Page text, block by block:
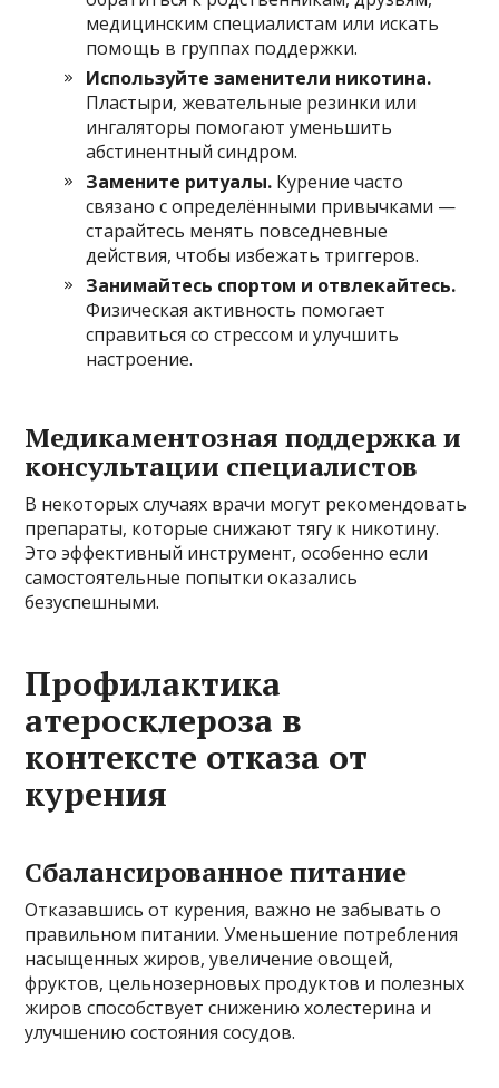
медицинским специалистам или искать
помощь в группах поддержки.
Используйте заменители никотина.
Пластыри, жевательные резинки или
ингаляторы помогают уменьшить
абстинентный синдром.
Замените ритуалы. Курение часто
связано с определёнными привычками —
старайтесь менять повседневные
действия, чтобы избежать триггеров.
Занимайтесь спортом и отвлекайтесь.
Физическая активность помогает
справиться со стрессом и улучшить
настроение.
Медикаментозная поддержка и
консультации специалистов
В некоторых случаях врачи могут рекомендовать
препараты, которые снижают тягу к никотину.
Это эффективный инструмент, особенно если
самостоятельные попытки оказались
безуспешными.
Профилактика
атеросклероза в
контексте отказа от
курения
Сбалансированное питание
Отказавшись от курения, важно не забывать о
правильном питании. Уменьшение потребления
насыщенных жиров, увеличение овощей,
фруктов, цельнозерновых продуктов и полезных
жиров способствует снижению холестерина и
улучшению состояния сосудов.